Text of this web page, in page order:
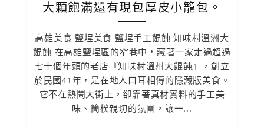
大顆飽滿還有現包厚皮小籠包。
高雄美食 鹽埕美食 鹽埕手工餛飩 知味村溫洲大
餛飩 在高雄鹽埕區的窄巷中，藏著一家走過超過
七十個年頭的老店『知味村溫州大餛飩』，創立
於民國41年，是在地人口耳相傳的隱藏版美食。
它不在熱鬧大街上，卻靠著真材實料的手工美
味、簡樸親切的氛圍，讓一...